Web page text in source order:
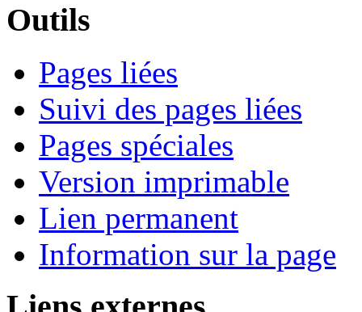
Outils
Pages liées
Suivi des pages liées
Pages spéciales
Version imprimable
Lien permanent
Information sur la page